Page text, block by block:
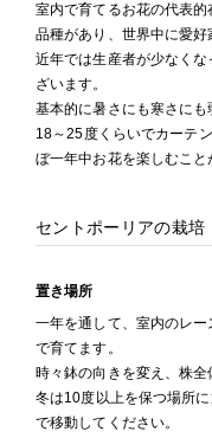
室内で育てるお花の代表
品種があり、世界中に愛好
近年では生産者が少なく
ざいます。
基本的に暑さにも寒さにも
18～25度くらいでカーテ
ぼ一年中お花を楽しむこと
セントポーリアの栽培
置き場所
一年を通して、室内のレ
で育てます。
時々鉢の向きを変え、株全
冬は10度以上を保つ場所
で移動してください。